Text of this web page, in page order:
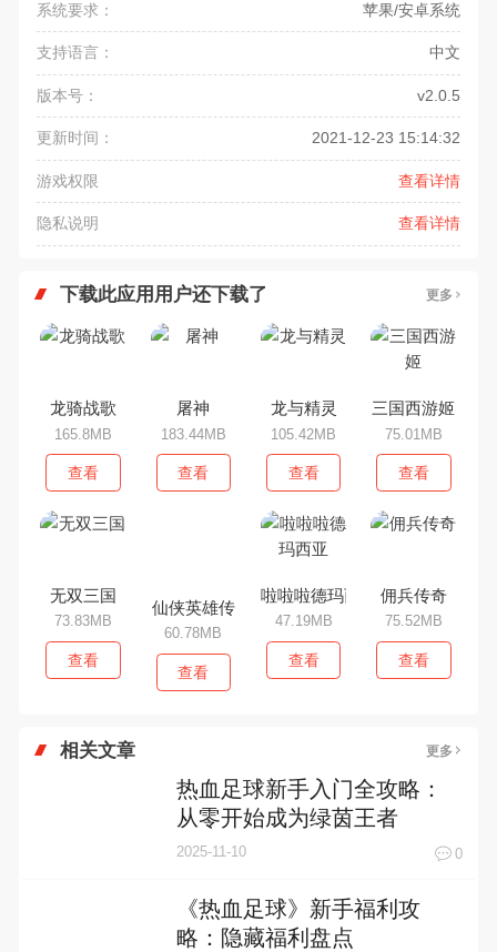
系统要求： 苹果/安卓系统
支持语言： 中文
版本号： v2.0.5
更新时间： 2021-12-23 15:14:32
游戏权限 查看详情
隐私说明 查看详情
下载此应用用户还下载了 更多
龙骑战歌
165.8MB
查看
屠神
183.44MB
查看
龙与精灵
105.42MB
查看
三国西游姬
75.01MB
查看
无双三国
73.83MB
查看
仙侠英雄传
60.78MB
查看
啦啦啦德玛西亚
47.19MB
查看
佣兵传奇
75.52MB
查看
相关文章 更多
热血足球新手入门全攻略：
从零开始成为绿茵王者
2025-11-10 0
《热血足球》新手福利攻
略：隐藏福利盘点